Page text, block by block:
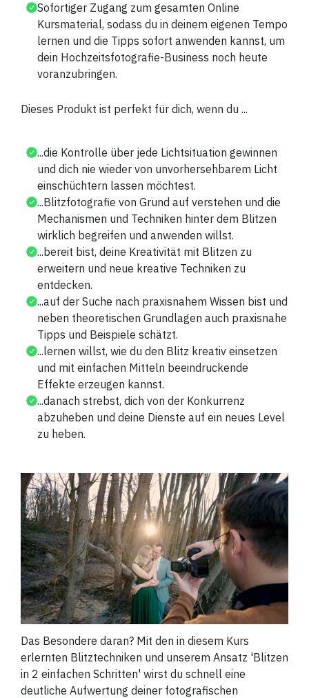
Sofortiger Zugang zum gesamten Online
Kursmaterial, sodass du in deinem eigenen Tempo
lernen und die Tipps sofort anwenden kannst, um
dein Hochzeitsfotografie-Business noch heute
voranzubringen.
Dieses Produkt ist perfekt für dich, wenn du ...
...die Kontrolle über jede Lichtsituation gewinnen
und dich nie wieder von unvorhersehbarem Licht
einschüchtern lassen möchtest.
...Blitzfotografie von Grund auf verstehen und die
Mechanismen und Techniken hinter dem Blitzen
wirklich begreifen und anwenden willst.
...bereit bist, deine Kreativität mit Blitzen zu
erweitern und neue kreative Techniken zu
entdecken.
...auf der Suche nach praxisnahem Wissen bist und
neben theoretischen Grundlagen auch praxisnahe
Tipps und Beispiele schätzt.
...lernen willst, wie du den Blitz kreativ einsetzen
und mit einfachen Mitteln beeindruckende
Effekte erzeugen kannst.
...danach strebst, dich von der Konkurrenz
abzuheben und deine Dienste auf ein neues Level
zu heben.
Das Besondere daran? Mit den in diesem Kurs
erlernten Blitztechniken und unserem Ansatz 'Blitzen
in 2 einfachen Schritten' wirst du schnell eine
deutliche Aufwertung deiner fotografischen